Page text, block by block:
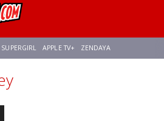
SUPERGIRL APPLE TV+ ZENDAYA
DOOMSDAY